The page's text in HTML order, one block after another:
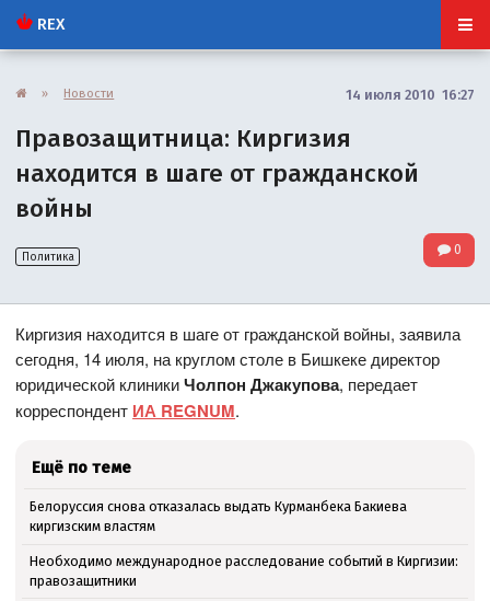
REX
» Новости 14 июля 2010 16:27
Правозащитница: Киргизия
находится в шаге от гражданской
войны
Политика 0
Киргизия находится в шаге от гражданской войны, заявила
сегодня, 14 июля, на круглом столе в Бишкеке директор
юридической клиникиЧолпон Джакупова, передает
корреспондент ИА REGNUM.
Ещё по теме
Белоруссия снова отказалась выдать Курманбека Бакиева
киргизским властям
Необходимо международное расследование событий в Киргизии:
правозащитники